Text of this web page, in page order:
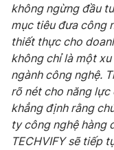
không ngừng đầu
mục tiêu đưa công
thiết thực cho
không chỉ là một
ngành công nghệ.
rõ nét cho năng lực
khẳng định rằng
ty công nghệ hàng
TECHVIFY sẽ tiếp